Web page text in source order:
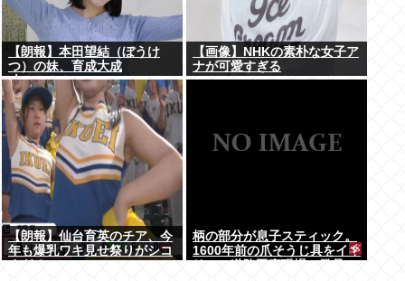
【朗報】本田望結（ぼうけ
つ）の妹、育成大成
功！！！！
【画像】NHKの素朴な女子ア
ナが可愛すぎる
【朗報】仙台育英のチア、今
年も爆乳ワキ見せ祭りがシコ
柄の部分が息子スティック。
1600年前の爪そうじ具をイギ